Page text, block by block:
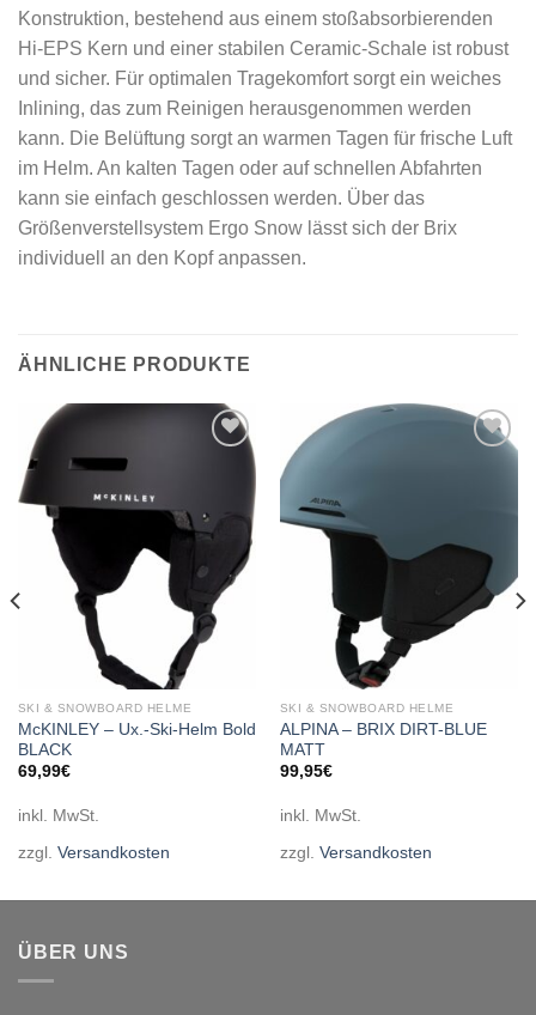
Konstruktion, bestehend aus einem stoßabsorbierenden
Hi-EPS Kern und einer stabilen Ceramic-Schale ist robust
und sicher. Für optimalen Tragekomfort sorgt ein weiches
Inlining, das zum Reinigen herausgenommen werden
kann. Die Belüftung sorgt an warmen Tagen für frische Luft
im Helm. An kalten Tagen oder auf schnellen Abfahrten
kann sie einfach geschlossen werden. Über das
Größenverstellsystem Ergo Snow lässt sich der Brix
individuell an den Kopf anpassen.
ÄHNLICHE PRODUKTE
SKI & SNOWBOARD HELME
McKINLEY – Ux.-Ski-Helm Bold
BLACK
69,99€
inkl. MwSt.
zzgl. Versandkosten
SKI & SNOWBOARD HELME
ALPINA – BRIX DIRT-BLUE
MATT
99,95€
inkl. MwSt.
zzgl. Versandkosten
ÜBER UNS